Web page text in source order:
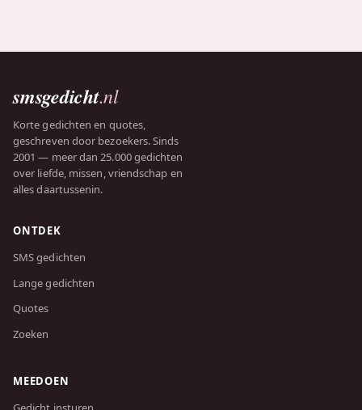
smsgedicht.nl
Korte gedichten en quotes,
geschreven door bezoekers. Sinds
2001 — meer dan 25.000 gedichten
over liefde, missen, vriendschap en
alles daartussenin.
ONTDEK
SMS gedichten
Lange gedichten
Quotes
Zoeken
MEEDOEN